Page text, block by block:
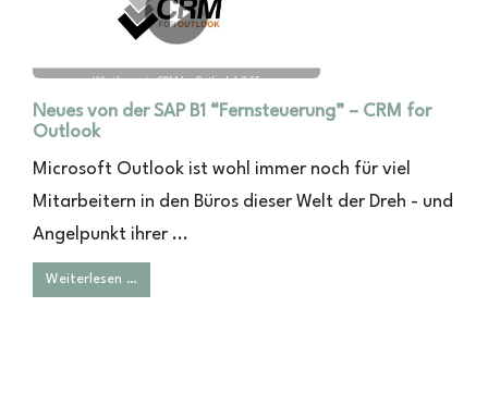
Neues von der SAP B1 “Fernsteuerung” – CRM for
Outlook
Microsoft Outlook ist wohl immer noch für viel
Mitarbeitern in den Büros dieser Welt der Dreh - und
Angelpunkt ihrer ...
Weiterlesen …